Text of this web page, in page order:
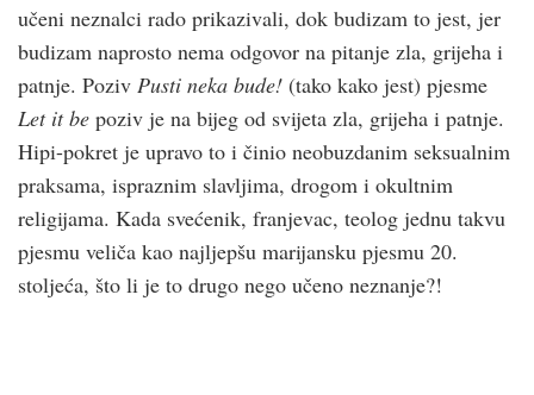
učeni neznalci rado prikazivali, dok budizam to jest, jer
budizam naprosto nema odgovor na pitanje zla, grijeha i
patnje. Poziv Pusti neka bude! (tako kako jest) pjesme
Let it be poziv je na bijeg od svijeta zla, grijeha i patnje.
Hipi-pokret je upravo to i činio neobuzdanim seksualnim
praksama, ispraznim slavljima, drogom i okultnim
religijama. Kada svećenik, franjevac, teolog jednu takvu
pjesmu veliča kao najljepšu marijansku pjesmu 20.
stoljeća, što li je to drugo nego učeno neznanje?!